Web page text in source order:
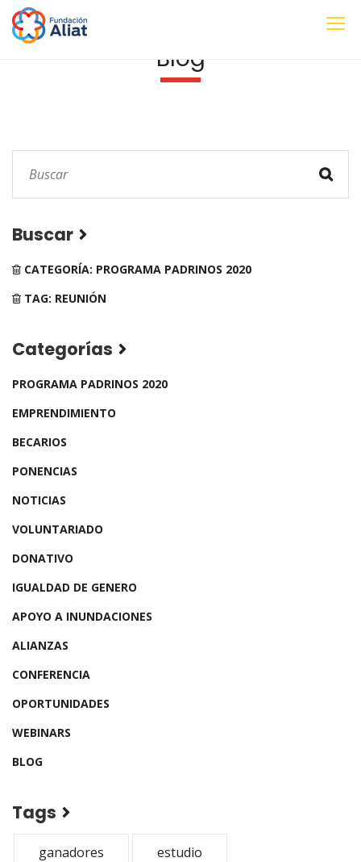
Blog
Buscar
CATEGORÍA: PROGRAMA PADRINOS 2020
TAG: REUNIÓN
Categorías
PROGRAMA PADRINOS 2020
EMPRENDIMIENTO
BECARIOS
PONENCIAS
NOTICIAS
VOLUNTARIADO
DONATIVO
IGUALDAD DE GENERO
APOYO A INUNDACIONES
ALIANZAS
CONFERENCIA
OPORTUNIDADES
WEBINARS
BLOG
Tags
ganadores estudio